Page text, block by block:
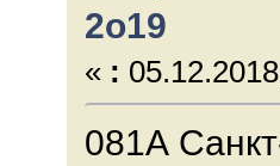
2о19
« :
081А